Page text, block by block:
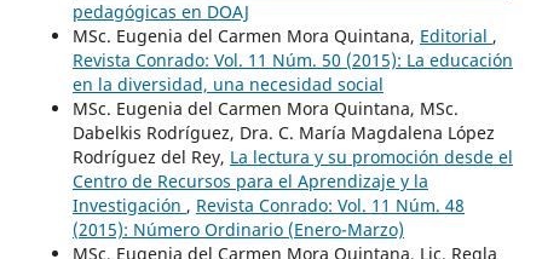
pedagógicas en DOAJ
MSc. Eugenia del Carmen Mora Quintana, Editorial ,
Revista Conrado: Vol. 11 Núm. 50 (2015): La educación
en la diversidad, una necesidad social
MSc. Eugenia del Carmen Mora Quintana, MSc.
Dabelkis Rodríguez, Dra. C. María Magdalena López
Rodríguez del Rey, La lectura y su promoción desde el
Centro de Recursos para el Aprendizaje y la
Investigación , Revista Conrado: Vol. 11 Núm. 48
(2015): Número Ordinario (Enero-Marzo)
MSc. Eugenia del Carmen Mora Quintana, Lic. Regla